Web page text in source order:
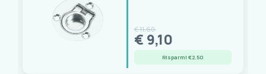
€ 11,60
€ 9,10
Risparmi €2.50